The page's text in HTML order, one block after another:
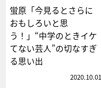
蛍原「今見るとさらに
おもしろいと思
う！」“中学のときイケ
てない芸人”の切なすぎ
る思い出
2020.10.01